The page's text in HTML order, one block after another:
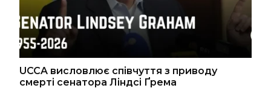
UCCA висловлює співчуття з приводу
смерті сенатора Ліндсі Ґрема